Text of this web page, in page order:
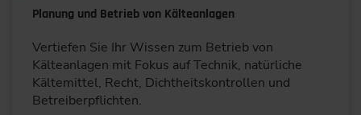
Planung und Betrieb von Kälteanlagen
Vertiefen Sie Ihr Wissen zum Betrieb von
Kälteanlagen mit Fokus auf Technik, natürliche
Kältemittel, Recht, Dichtheitskontrollen und
Betreiberpflichten.